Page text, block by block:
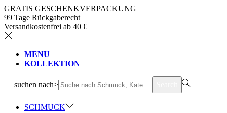
GRATIS GESCHENKVERPACKUNG
99 Tage Rückgaberecht
Versandkostenfrei ab 40 €
MENU
KOLLEKTION
suchen nach>
SCHMUCK